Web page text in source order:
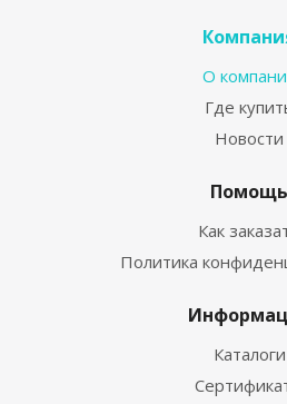
О
Где
Новости
Помощь
Как
Политика
Каталоги